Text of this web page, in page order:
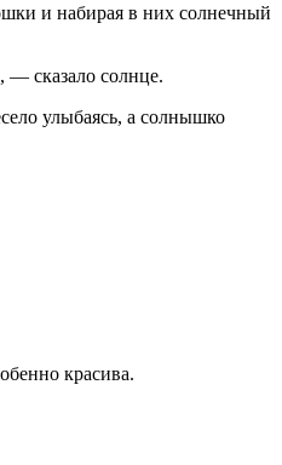
и набирая в них солнечный
— сказало солнце.
улыбаясь, а солнышко
красива.